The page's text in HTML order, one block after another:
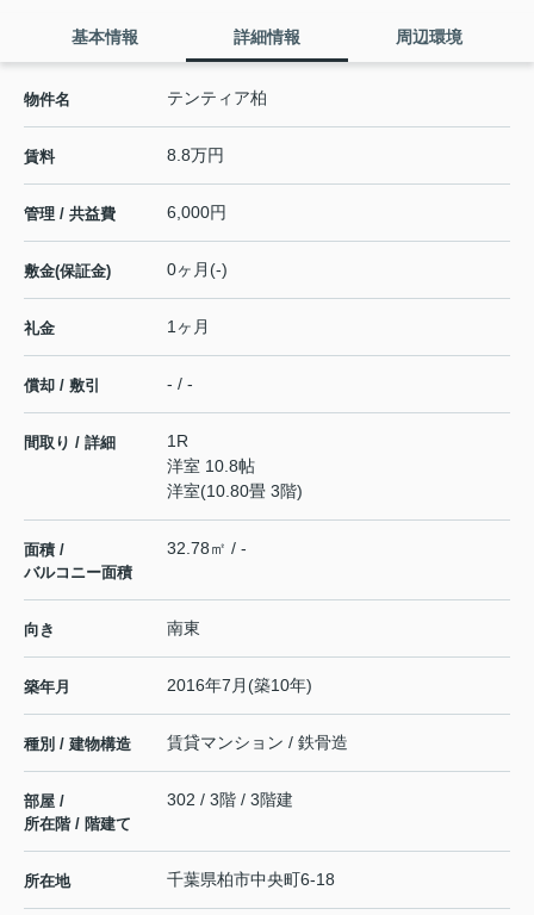
基本情報 詳細情報 周辺環境
物件名 テンティア柏
賃料 8.8万円
管理 / 共益費 6,000円
敷金(保証金) 0ヶ月(-)
礼金 1ヶ月
償却 / 敷引 - / -
間取り / 詳細
1R
洋室 10.8帖
洋室(10.80畳 3階)
面積 /
バルコニー面積
32.78㎡ / -
向き 南東
築年月 2016年7月(築10年)
種別 / 建物構造 賃貸マンション / 鉄骨造
部屋 /
所在階 / 階建て
302 / 3階 / 3階建
所在地 千葉県柏市中央町6-18